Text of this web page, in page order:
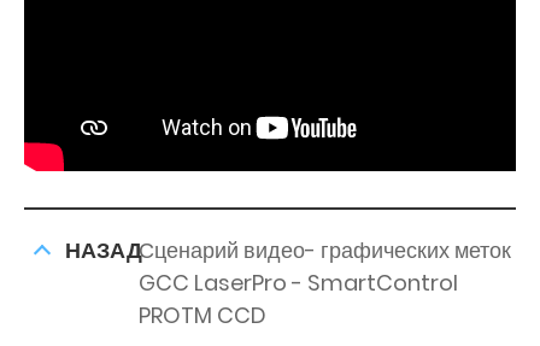
НАЗАДСценарий видео- графических меток
GCC LaserPro - SmartControl
PROTM CCD